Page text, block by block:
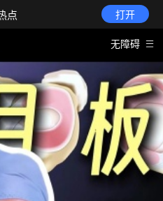
点 打开
无障碍